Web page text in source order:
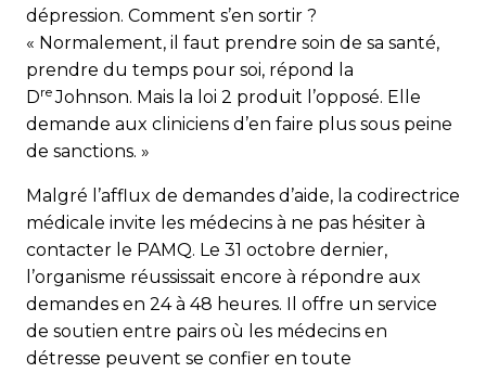
dépression. Comment s’en sortir ?
« Normalement, il faut prendre soin de sa santé,
prendre du temps pour soi, répond la
Dre Johnson. Mais la loi 2 produit l’opposé. Elle
demande aux cliniciens d’en faire plus sous peine
de sanctions. »
Malgré l’afflux de demandes d’aide, la co­directrice
médicale invite les médecins à ne pas hésiter à
contacter le PAMQ. Le 31 octobre dernier,
l’organisme réussissait encore à répondre aux
demandes en 24 à 48 heures. Il offre un service
de soutien entre pairs où les médecins en
détresse peuvent se confier en toute